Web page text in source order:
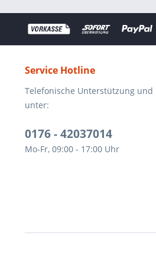
Service Hotline
Telefonische Unterstützung und
unter:
0176 - 42037014
Mo-Fr, 09:00 - 17:00 Uhr